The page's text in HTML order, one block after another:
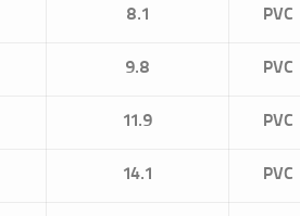
PVC
8.1
PVC
9.8
PVC
11.9
PVC
14.1